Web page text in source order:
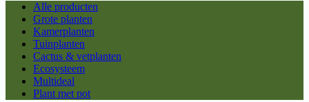
Alle producten
Grote planten
Kamerplanten
Tuinplanten
Cactus & vetplanten
Ecosysteem
Multideal
Plant met pot